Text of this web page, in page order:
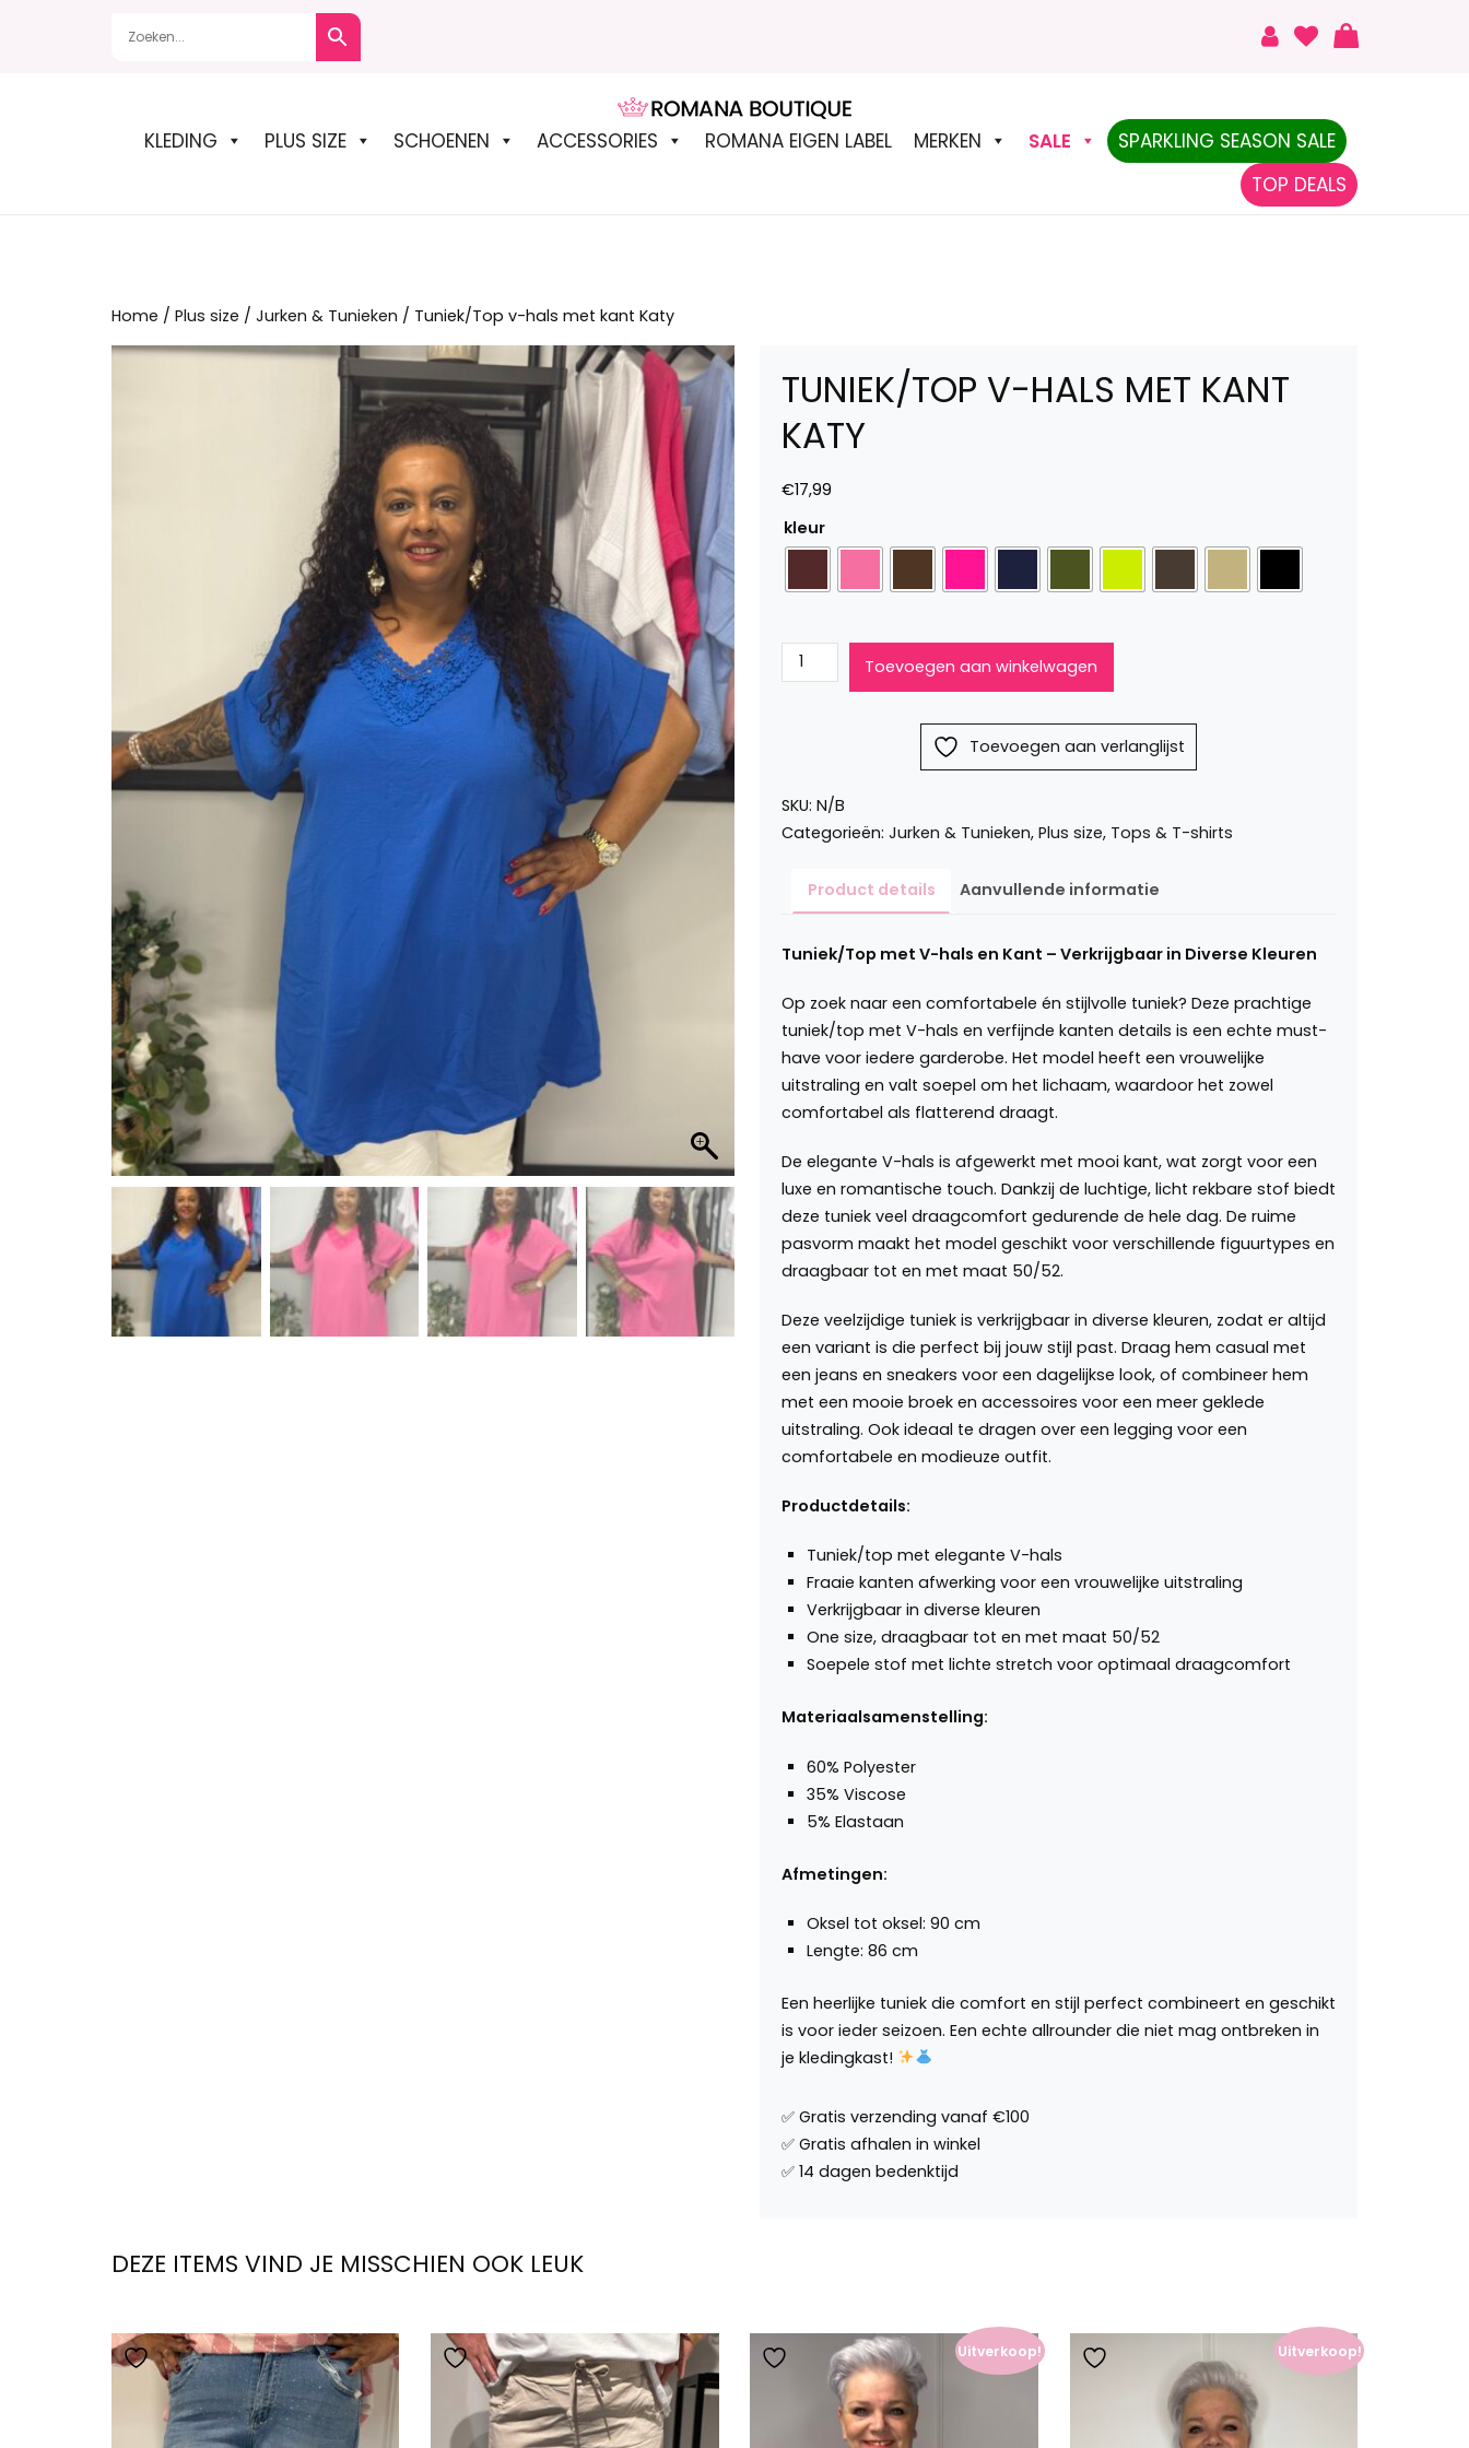
ROMANA BOUTIQUE
KLEDING PLUS SIZE SCHOENEN ACCESSORIES ROMANA EIGEN LABEL MERKEN SALE
SPARKLING SEASON SALE
TOP DEALS
Home / Plus size / Jurken & Tunieken / Tuniek/Top v-hals met kant Katy
TUNIEK/TOP V-HALS MET KANT
KATY
€17,99
kleur
Tuniek/Top
v-
aantal
Toevoegen aan winkelwagen
Toevoegen aan verlanglijst
SKU: N/B
Categorieën: Jurken & Tunieken, Plus size, Tops & T-shirts
Product details Aanvullende informatie
Tuniek/Top met V-hals en Kant – Verkrijgbaar in Diverse Kleuren
Op zoek naar een comfortabele én stijlvolle tuniek? Deze prachtige
tuniek/top met V-hals en verfijnde kanten details is een echte must-
have voor iedere garderobe. Het model heeft een vrouwelijke
uitstraling en valt soepel om het lichaam, waardoor het zowel
comfortabel als flatterend draagt.
De elegante V-hals is afgewerkt met mooi kant, wat zorgt voor een
luxe en romantische touch. Dankzij de luchtige, licht rekbare stof biedt
deze tuniek veel draagcomfort gedurende de hele dag. De ruime
pasvorm maakt het model geschikt voor verschillende figuurtypes en
draagbaar tot en met maat 50/52.
Deze veelzijdige tuniek is verkrijgbaar in diverse kleuren, zodat er altijd
een variant is die perfect bij jouw stijl past. Draag hem casual met
een jeans en sneakers voor een dagelijkse look, of combineer hem
met een mooie broek en accessoires voor een meer geklede
uitstraling. Ook ideaal te dragen over een legging voor een
comfortabele en modieuze outfit.
Productdetails:
Tuniek/top met elegante V-hals
Fraaie kanten afwerking voor een vrouwelijke uitstraling
Verkrijgbaar in diverse kleuren
One size, draagbaar tot en met maat 50/52
Soepele stof met lichte stretch voor optimaal draagcomfort
Materiaalsamenstelling:
60% Polyester
35% Viscose
5% Elastaan
Afmetingen:
Oksel tot oksel: 90 cm
Lengte: 86 cm
Een heerlijke tuniek die comfort en stijl perfect combineert en geschikt
is voor ieder seizoen. Een echte allrounder die niet mag ontbreken in
je kledingkast!
DEZE ITEMS VIND JE MISSCHIEN OOK LEUK
Uitverkoop! Uitverkoop!